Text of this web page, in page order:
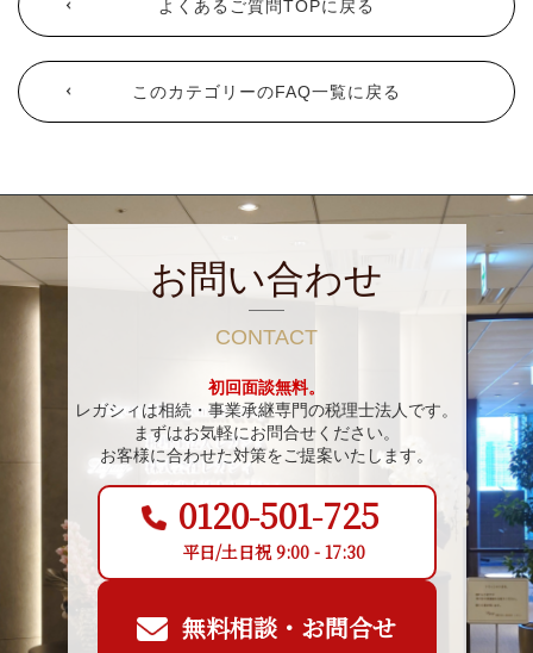
よくあるご質問TOPに戻る
このカテゴリーのFAQ一覧に戻る
お問い合わせ
CONTACT
初回面談無料。
レガシィは相続・事業承継専門の税理士法人です。
まずはお気軽にお問合せください。
お客様に合わせた対策をご提案いたします。
0120-501-725
平日/土日祝 9:00 - 17:30
無料相談・お問合せ